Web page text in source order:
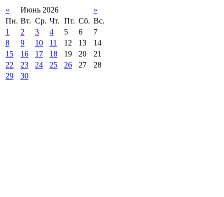
« Июнь 2026
»
Пн. Вт. Ср. Чт. Пт. Сб. Вс.
1
2 3 4 5 6
7
8
9 10 11 12 13
14
15
16 17 18 19 20
21
22
23 24 25 26 27
28
29
30